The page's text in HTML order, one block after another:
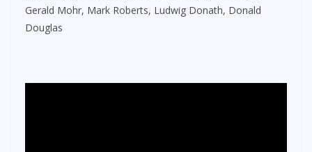
Gerald Mohr, Mark Roberts, Ludwig Donath, Donald
Douglas